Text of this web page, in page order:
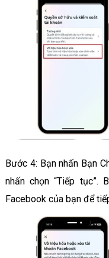
Bước 4: Bạn nhấn Bạn
nhấn chọn “Tiếp tục”.
Facebook của bạn để